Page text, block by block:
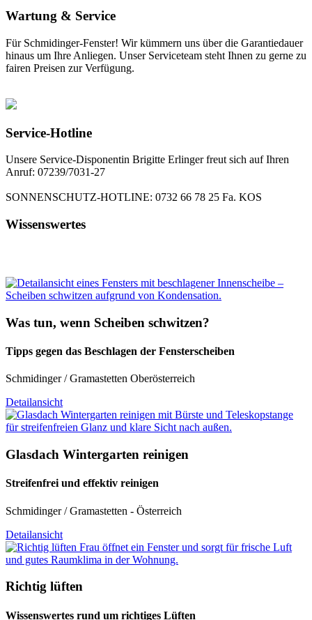
Wartung & Service
Für Schmidinger-Fenster! Wir kümmern uns über die Garantiedauer
hinaus um Ihre Anliegen. Unser Serviceteam steht Ihnen zu gerne zu
fairen Preisen zur Verfügung.
Service-Hotline
Unsere Service-Disponentin Brigitte Erlinger freut sich auf Ihren
Anruf: 07239/7031-27
SONNENSCHUTZ-HOTLINE: 0732 66 78 25 Fa. KOS
Wissenswertes
Was tun, wenn Scheiben schwitzen?
Tipps gegen das Beschlagen der Fensterscheiben
Schmidinger / Gramastetten Oberösterreich
Detailansicht
Glasdach Wintergarten reinigen
Streifenfrei und effektiv reinigen
Schmidinger / Gramastetten - Österreich
Detailansicht
Richtig lüften
Wissenswertes rund um richtiges Lüften